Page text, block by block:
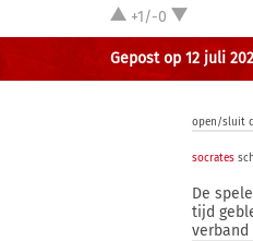
+1/-0
Gepost op 12 juli
open/sluit
socrates
De
tijd
verband